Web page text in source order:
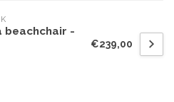
beachchair -
€239,00